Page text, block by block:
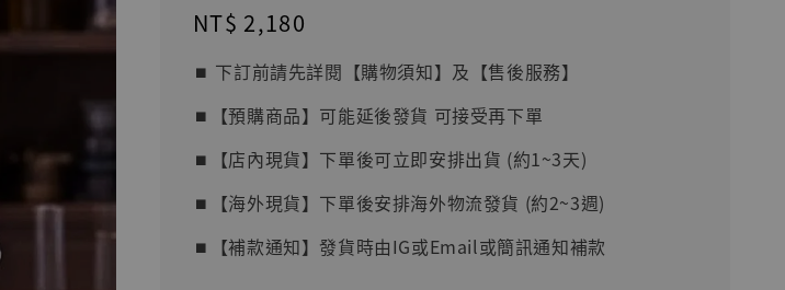
Regular
price
NT$ 2,180
⏹︎ 下訂前請先詳閱【購物須知】及【售後服務】
⏹︎【預購商品】可能延後發貨 可接受再下單
⏹︎【店內現貨】下單後可立即安排出貨 (約1~3天)
⏹︎【海外現貨】下單後安排海外物流發貨 (約2~3週)
⏹︎【補款通知】發貨時由IG或Email或簡訊通知補款